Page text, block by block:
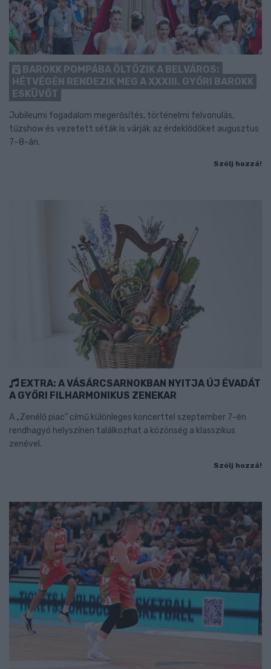
BAROKK POMPÁBA ÖLTÖZIK A BELVÁROS:
HÉTVÉGÉN RENDEZIK MEG A XXXIII. GYŐRI BAROKK
ESKÜVŐT
Jubileumi fogadalom megerősítés, történelmi felvonulás,
tűzshow és vezetett séták is várják az érdeklődőket augusztus
7–8-án.
Szólj hozzá!
EXTRA: A VÁSÁRCSARNOKBAN NYITJA ÚJ ÉVADÁT
A GYŐRI FILHARMONIKUS ZENEKAR
A „Zenélő piac” című különleges koncerttel szeptember 7-én
rendhagyó helyszínen találkozhat a közönség a klasszikus
zenével.
Szólj hozzá!